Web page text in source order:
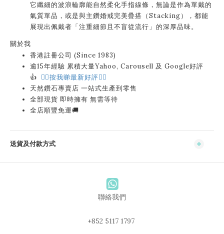
它纖細的波浪輪廓能自然柔化手指線條，無論是作為單戴的
氣質單品，或是與主鑽婚戒完美疊搭（Stacking），都能
展現出佩戴者「注重細節且不盲從流行」的深厚品味。
關於我
香港註冊公司 (Since 1983)
逾15年經驗 累積大量Yahoo, Carousell 及 Google好評
👍 👉🏻按我睇最新好評👈🏻
天然鑽石專賣店 一站式生產到零售
全部現貨 即時擁有 無需等待
全店順豐免運🚚
送貨及付款方式
聯絡我們
+852 5117 1797